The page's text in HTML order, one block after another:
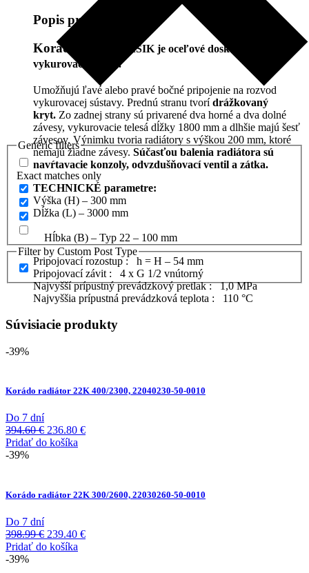
Generic filters
Exact matches only
Filter by Custom Post Type
Popis produktu
Korádo
Radik KLASIK je oceľové doskové
vykurovacie teleso.
Umožňujú ľavé alebo pravé bočné pripojenie na rozvod
vykurovacej sústavy. Prednú stranu tvorí drážkovaný
kryt. Zo zadnej strany sú privarené dva horné a dva dolné
závesy, vykurovacie telesá dĺžky 1800 mm a dlhšie majú šesť
závesov. Výnimku tvoria radiátory s výškou 200 mm, ktoré
nemajú žiadne závesy. Súčasťou balenia radiátora sú
navŕtavacie konzoly, odvzdušňovací ventil a zátka.
TECHNICKÉ parametre:
Výška (H) – 300 mm
Dĺžka (L) – 3000 mm
Hĺbka (B) – Typ 22 – 100 mm
Pripojovací rozostup : h = H – 54 mm
Pripojovací závit : 4 x G 1/2 vnútorný
Najvyšší prípustný prevádzkový pretlak : 1,0 MPa
Najvyššia prípustná prevádzková teplota : 110 °C
Súvisiacie produkty
-39%
Korádo radiátor 22K 400/2300, 22040230-50-0010
Do 7 dní
394.60€ Pôvodná
cena
236.80 €Aktuálna
Pridať do košíka
-39%
Korádo radiátor 22K 300/2600, 22030260-50-0010
Do 7 dní
398.99€ Pôvodná
cena
239.40 €Aktuálna
Pridať do košíka
-39%